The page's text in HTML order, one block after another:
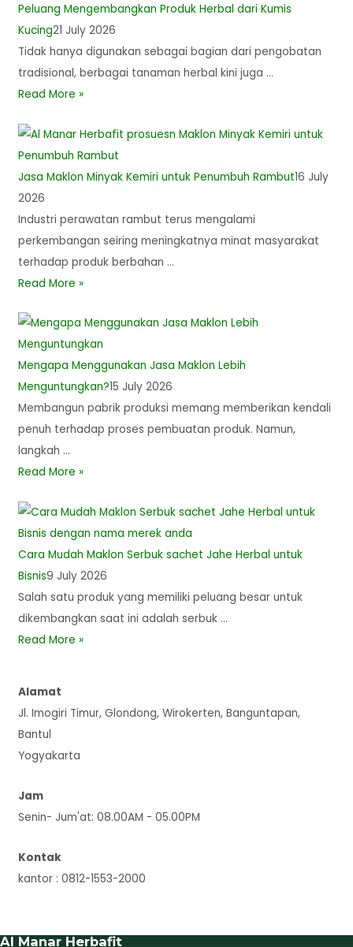
Peluang Mengembangkan Produk Herbal dari Kumis
Kucing21 July 2026
Tidak hanya digunakan sebagai bagian dari pengobatan
tradisional, berbagai tanaman herbal kini juga …
Read More »
Jasa Maklon Minyak Kemiri untuk Penumbuh Rambut16 July
2026
Industri perawatan rambut terus mengalami
perkembangan seiring meningkatnya minat masyarakat
terhadap produk berbahan …
Read More »
Mengapa Menggunakan Jasa Maklon Lebih
Menguntungkan?15 July 2026
Membangun pabrik produksi memang memberikan kendali
penuh terhadap proses pembuatan produk. Namun,
langkah …
Read More »
Cara Mudah Maklon Serbuk sachet Jahe Herbal untuk
Bisnis9 July 2026
Salah satu produk yang memiliki peluang besar untuk
dikembangkan saat ini adalah serbuk …
Read More »
Alamat
Jl. Imogiri Timur, Glondong, Wirokerten, Banguntapan,
Bantul
Yogyakarta
Jam
Senin- Jum'at: 08.00AM - 05.00PM
Kontak
kantor : 0812-1553-2000
Al Manar Herbafit